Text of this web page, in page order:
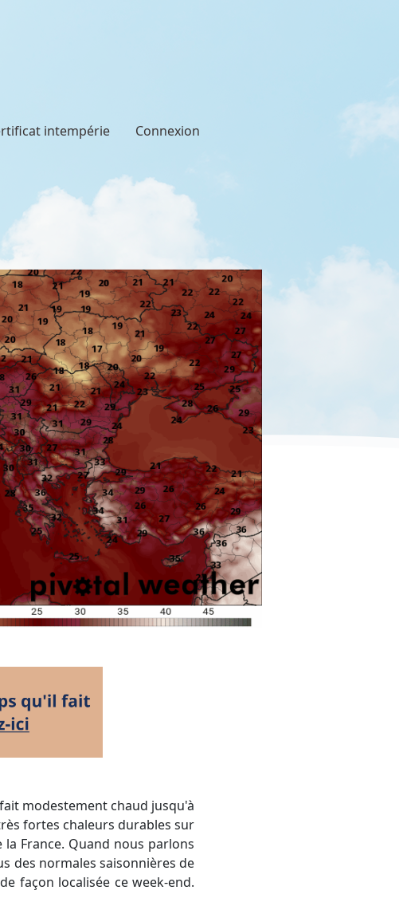
intempérie Connexion
fortes chaleurs durables sur
France. Quand nous parlons
des normales saisonnières de
façon localisée ce week-end.